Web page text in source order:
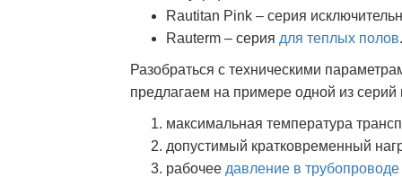
Rautitan Pink – серия
Rauterm – серия для теплых полов.
Разобраться с техническими
предлагаем на примере одной из серий
максимальная температура
допустимый кратковременный
рабочее давление в трубопроводе